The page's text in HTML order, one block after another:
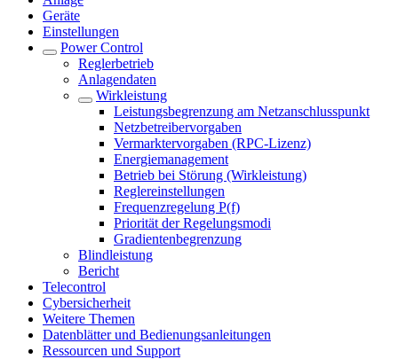
Geräte
Einstellungen
Power Control
Reglerbetrieb
Anlagendaten
Wirkleistung
Leistungsbegrenzung am Netzanschlusspunkt
Netzbetreibervorgaben
Vermarktervorgaben (RPC-Lizenz)
Energiemanagement
Betrieb bei Störung (Wirkleistung)
Reglereinstellungen
Frequenzregelung P(f)
Priorität der Regelungsmodi
Gradientenbegrenzung
Blindleistung
Bericht
Telecontrol
Cybersicherheit
Weitere Themen
Datenblätter und Bedienungsanleitungen
Ressourcen und Support